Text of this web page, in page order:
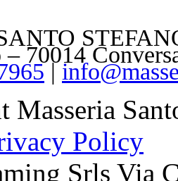
– 70014
|
Policy
Srls Via